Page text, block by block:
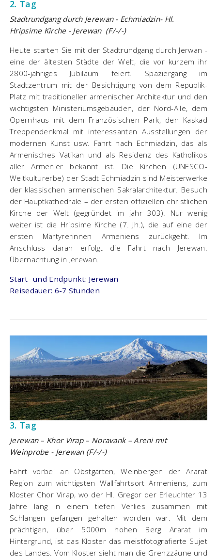
2. Tag
Stadtrundgang durch Jerewan - Echmiadzin- Hl.
Hripsime Kirche - Jerewan (F/-/-)
Heute starten Sie mit der Stadtrundgang durch Jerwan -
eine der ältesten Städte der Welt, die vor kurzem ihr
2800-jähriges Jubiläum feiert. Spaziergang im
Stadtzentrum mit der Besichtigung von dem Republik-
Platz mit traditioneller armenischer Architektur und den
wichtigsten Ministeriumsgebäuden, der Nord-Alle, dem
Opernhaus mit dem Französischen Park, den Kaskad
Treppendenkmal mit interessanten Ausstellungen der
modernen Kunst usw. Fahrt nach Echmiadzin, das als
Armenisches Vatikan und als Residenz des Katholikos
aller Armenier bekannt ist. Die Kirchen (UNESCO-
Weltkulturerbe) der Stadt Echmiadzin sind Meisterwerke
der klassischen armenischen Sakralarchitektur. Besuch
der Hauptkathedrale – der ersten offiziellen christlichen
Kirche der Welt (gegründet im jahr 303). Nur wenig
weiter ist die Hripsime Kirche (7. Jh.), die auf eine der
ersten Märtyrerinnen Armeniens zurückgeht. Im
Anschluss daran erfolgt die Fahrt nach Jerewan.
Übernachtung in Jerewan.
Start- und Endpunkt: Jerewan
Reisedauer: 6-7 Stunden
3. Tag
Jerewan – Khor Virap – Noravank – Areni mit
Weinprobe - Jerewan (F/-/-)
Fahrt vorbei an Obstgärten, Weinbergen der Ararat
Region zum wichtigsten Wallfahrtsort Armeniens, zum
Kloster Chor Virap, wo der Hl. Gregor der Erleuchter 13
Jahre lang in einem tiefen Verlies zusammen mit
Schlangen gefangen gehalten worden war. Mit dem
prächtigen, über 5000m hohen Berg Ararat im
Hintergrund, ist das Kloster das meistfotografierte Sujet
des Landes. Vom Kloster sieht man die Grenzzäune und